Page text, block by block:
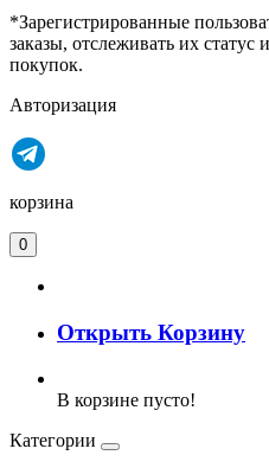
*Зарегистрированные
заказы, отслеживать их
покупок.
Авторизация
корзина
0
Открыть Корзину
В корзине пусто!
Категории